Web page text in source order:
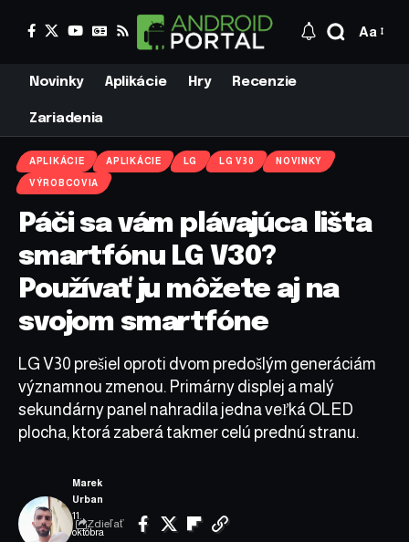
Aa
Novinky Aplikácie Hry Recenzie
Zariadenia
APLIKÁCIE APLIKÁCIE LG LG V30 NOVINKY
VÝROBCOVIA
Páči sa vám plávajúca lišta
smartfónu LG V30?
Používať ju môžete aj na
svojom smartfóne
LG V30 prešiel oproti dvom predošlým generáciám
významnou zmenou. Primárny displej a malý
sekundárny panel nahradila jedna veľká OLED
plocha, ktorá zaberá takmer celú prednú stranu.
11.
októbra
Marek
Urban
Zdieľať